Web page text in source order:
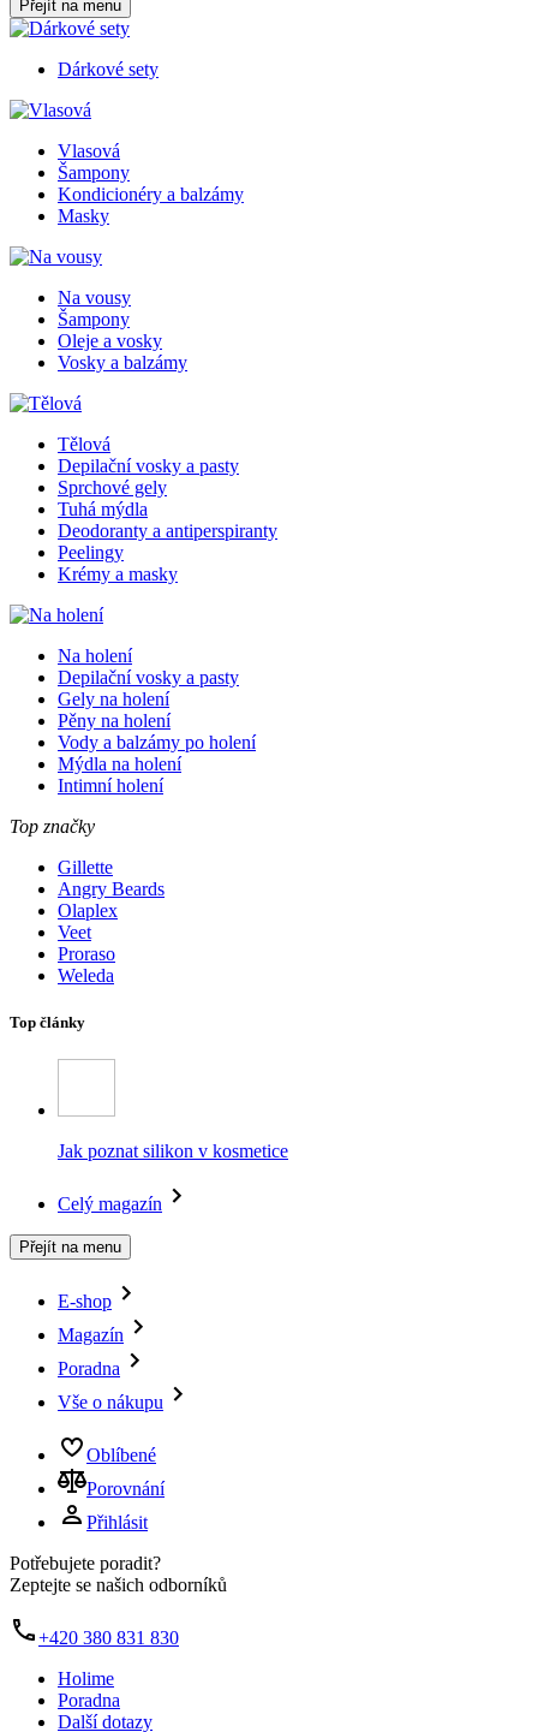
Přejít na menu
Dárkové sety
Vlasová
Šampony
Kondicionéry a balzámy
Masky
Na vousy
Šampony
Oleje a vosky
Vosky a balzámy
Tělová
Depilační vosky a pasty
Sprchové gely
Tuhá mýdla
Deodoranty a antiperspiranty
Peelingy
Krémy a masky
Na holení
Depilační vosky a pasty
Gely na holení
Pěny na holení
Vody a balzámy po holení
Mýdla na holení
Intimní holení
Top značky
Gillette
Angry Beards
Olaplex
Veet
Proraso
Weleda
Top články
Jak poznat silikon v kosmetice
Celý magazín
Přejít na menu
E-shop
Magazín
Poradna
Vše o nákupu
Oblíbené
Porovnání
Přihlásit
Potřebujete poradit?
Zeptejte se našich odborníků
+420 380 831 830
Holime
Poradna
Další dotazy